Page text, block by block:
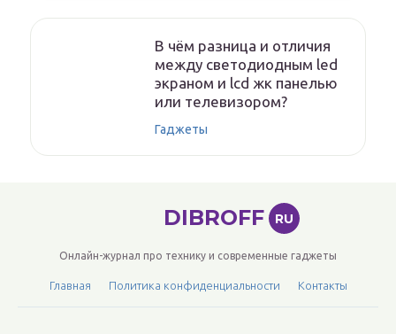
В чём разница и отличия
между светодиодным led
экраном и lcd жк панелью
или телевизором?
Гаджеты
DIBROFF RU
Онлайн-журнал про технику и современные гаджеты
Главная Политика конфиденциальности Контакты